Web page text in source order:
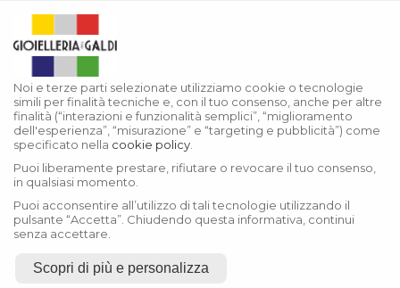
Noi e terze parti selezionate utilizziamo cookie o tecnologie
simili per finalità tecniche e, con il tuo consenso, anche per altre
finalità (“interazioni e funzionalità semplici”, “miglioramento
dell'esperienza”, “misurazione” e “targeting e pubblicità”) come
specificato nella cookie policy
Puoi liberamente prestare, rifiutare o revocare il tuo consenso,
in qualsiasi momento.
Puoi acconsentire all’utilizzo di tali tecnologie utilizzando il
pulsante “Accetta”. Chiudendo questa informativa, continui
senza accettare.
Scopri di più e personalizza